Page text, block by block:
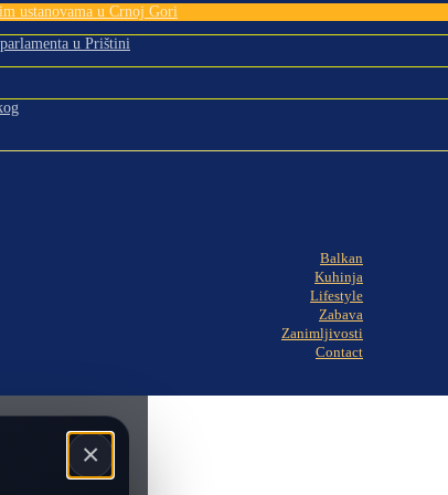
ustanovama u Crnoj Gori
u Prištini
Balkan
Kuhinja
Lifestyle
Zabava
Zanimljivosti
Contact
×